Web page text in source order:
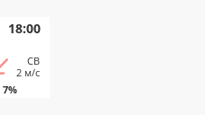
18:00
СВ
2 м/с
7%